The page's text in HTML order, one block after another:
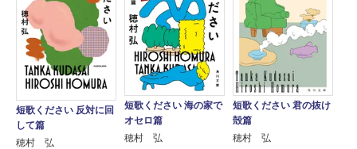
短歌ください 反対に回
して篇
穂村 弘
短歌ください 海の家で
オセロ篇
穂村 弘
短歌ください 君の抜け
殻篇
穂村 弘